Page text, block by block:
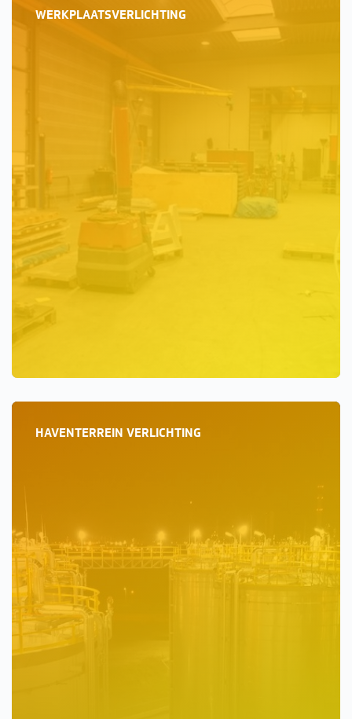
WERKPLAATSVERLICHTING
HAVENTERREIN VERLICHTING